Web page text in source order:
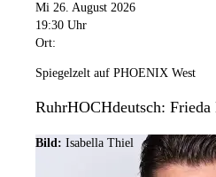
Mi 26. August 2026
19:30 Uhr
Ort:
Spiegelzelt auf PHOENIX West
RuhrHOCHdeutsch: Frieda
Bild: Isabella Thiel